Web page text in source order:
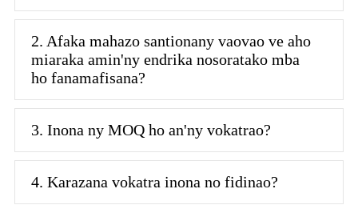
2. Afaka mahazo santionany vaovao ve aho
miaraka amin'ny endrika nosoratako mba
ho fanamafisana?
3. Inona ny MOQ ho an'ny vokatrao?
4. Karazana vokatra inona no fidinao?